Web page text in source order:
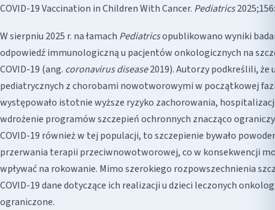
COVID-19 Vaccination in Children With Cancer. Pediatrics
W sierpniu 2025 r. na łamach Pediatricsopublikowano wyniki
odpowiedź immunologiczną u pacjentów onkologicznych na
COVID-19 (ang. coronavirus disease2019). Autorzy podkreślili, że
pediatrycznych z chorobami nowotworowymi w początkowej
występowało istotnie wyższe ryzyko zachorowania,
wdrożenie programów szczepień ochronnych znacząco
COVID-19 również w tej populacji, to szczepienie bywało
przerwania terapii przeciwnowotworowej, co w konsekwencji
wpływać na rokowanie. Mimo szerokiego rozpowszechnienia
COVID-19 dane dotyczące ich realizacji u dzieci leczonych
ograniczone.